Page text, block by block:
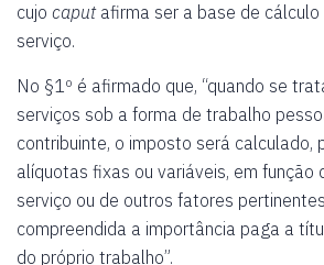
cujo caputafirma ser a base de cálculo
serviço.
No §1º é afirmado que, “quando se
serviços sob a forma de trabalho
contribuinte, o imposto será calculado,
alíquotas fixas ou variáveis, em função
serviço ou de outros fatores
compreendida a importância paga a
do próprio trabalho”.